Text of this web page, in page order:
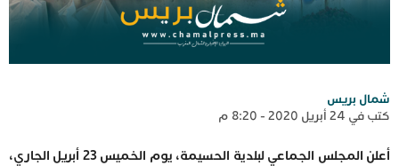
شمال بريس
كتب في 24 أبريل 2020 - 8:20 م
أعلن المجلس الجماعي لبلدية الحسيمة، يوم الخميس 23 أبريل الجاري،